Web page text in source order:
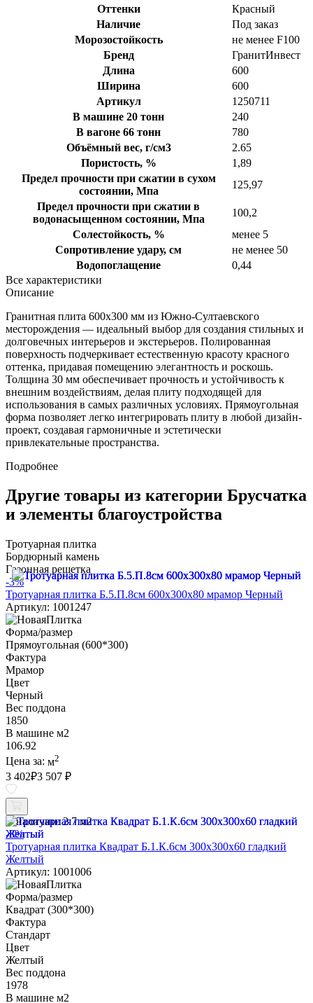
Оттенки
Красный
Наличие
Под заказ
Морозостойкость
не менее F100
Бренд
ГранитИнвест
Длина
600
Ширина
600
Артикул
1250711
В машине 20 тонн
240
В вагоне 66 тонн
780
Объёмный вес, г/см3
2.65
Пористость, %
1,89
Предел прочности при сжатии в сухом
состоянии, Мпа
125,97
Предел прочности при сжатии в
водонасыщенном состоянии, Мпа
100,2
Солестойкость, %
менее 5
Сопротивление удару, см
не менее 50
Водопоглащение
0,44
Все характеристики
Описание
Гранитная плита 600х300 мм из Южно-Султаевского
месторождения — идеальный выбор для создания стильных и
долговечных интерьеров и экстерьеров. Полированная
поверхность подчеркивает естественную красоту красного
оттенка, придавая помещению элегантность и роскошь.
Толщина 30 мм обеспечивает прочность и устойчивость к
внешним воздействиям, делая плиту подходящей для
использования в самых различных условиях. Прямоугольная
форма позволяет легко интегрировать плиту в любой дизайн-
проект, создавая гармоничные и эстетически
привлекательные пространства.
Подробнее
Другие товары из категории Брусчатка
и элементы благоустройства
Тротуарная плитка
Бордюрный камень
Газонная решетка
-3%
Тротуарная плитка Б.5.П.8см 600х300х80 мрамор Черный
Артикул: 1001247
Форма/размер
Прямоугольная (600*300)
Фактура
Мрамор
Цвет
Черный
Вес поддона
1850
В машине м2
106.92
Цена за: м2
3 402₽3 507 ₽
В наличии: 2.7 м2
-3%
Тротуарная плитка Квадрат Б.1.К.6см 300х300х60 гладкий
Желтый
Артикул: 1001006
Форма/размер
Квадрат (300*300)
Фактура
Стандарт
Цвет
Желтый
Вес поддона
1978
В машине м2